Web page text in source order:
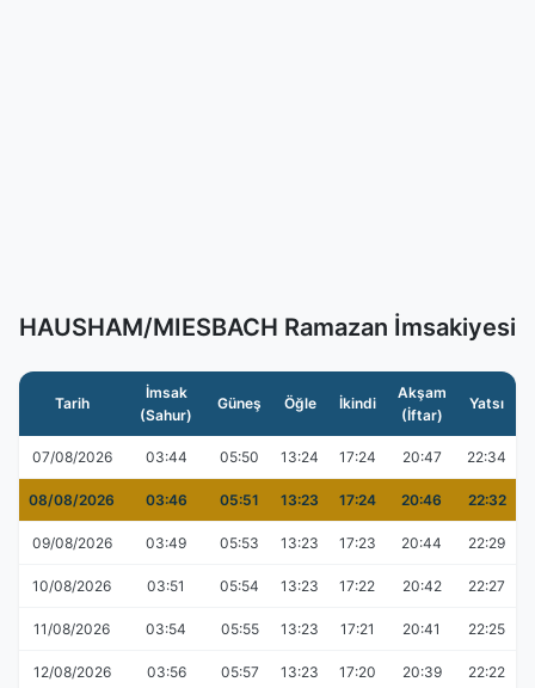
HAUSHAM/MIESBACH Ramazan İmsakiyesi
Tarih
İmsak
(Sahur)
Güneş Öğle İkindi
Akşam
(İftar)
Yatsı
07/08/2026 03:44 05:50 13:24 17:24 20:47 22:34
08/08/2026 03:46 05:51 13:23 17:24 20:46 22:32
09/08/2026 03:49 05:53 13:23 17:23 20:44 22:29
10/08/2026 03:51 05:54 13:23 17:22 20:42 22:27
11/08/2026 03:54 05:55 13:23 17:21 20:41 22:25
12/08/2026 03:56 05:57 13:23 17:20 20:39 22:22